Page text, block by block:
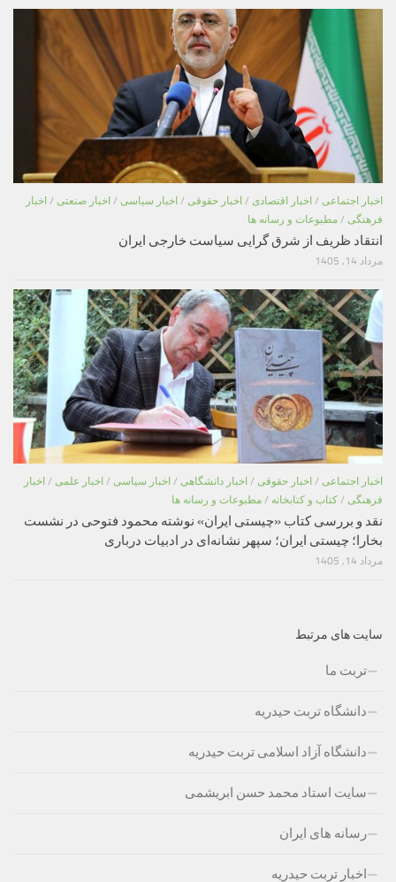
اخبار اجتماعی / اخبار اقتصادی / اخبار حقوقی / اخبار سیاسی / اخبار صنعتی / اخبار
فرهنگی / مطبوعات و رسانه ها
انتقاد ظریف از شرق گرایی سیاست خارجی ایران
مرداد 14, 1405
اخبار اجتماعی / اخبار حقوقی / اخبار دانشگاهی / اخبار سیاسی / اخبار علمی / اخبار
فرهنگی / کتاب و کتابخانه / مطبوعات و رسانه ها
نقد و بررسی کتاب «چیستی ایران» نوشته محمود فتوحی در نشست
بخارا؛ چیستی ایران؛ سپهر نشانه‌ای در ادبیات درباری
مرداد 14, 1405
سایت های مرتبط
تربت ما
دانشگاه تربت حیدریه
دانشگاه آزاد اسلامی تربت حیدریه
سایت استاد محمد حسن ابریشمی
رسانه های ایران
اخبار تربت حیدریه